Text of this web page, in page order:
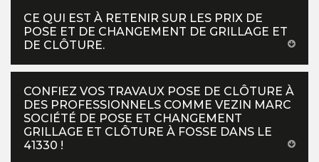
CE QUI EST À RETENIR SUR LES PRIX DE
POSE ET DE CHANGEMENT DE GRILLAGE ET
DE CLÔTURE.
CONFIEZ VOS TRAVAUX POSE DE CLÔTURE À
DES PROFESSIONNELS COMME VEZIN MARC
SOCIÉTÉ DE POSE ET CHANGEMENT
GRILLAGE ET CLÔTURE À FOSSE DANS LE
41330 !